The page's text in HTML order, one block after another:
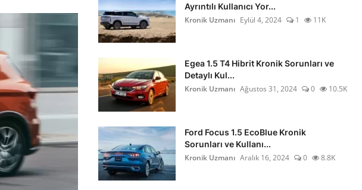
Ayrıntılı Kullanıcı Yor...
Kronik Uzmanı Eylül 4, 2024 1 11K
Egea 1.5 T4 Hibrit Kronik Sorunları ve
Detaylı Kul...
Kronik Uzmanı Ağustos 31, 2024 0 10.5K
Ford Focus 1.5 EcoBlue Kronik
Sorunları ve Kullanı...
Kronik Uzmanı Aralık 16, 2024 0 8.8K